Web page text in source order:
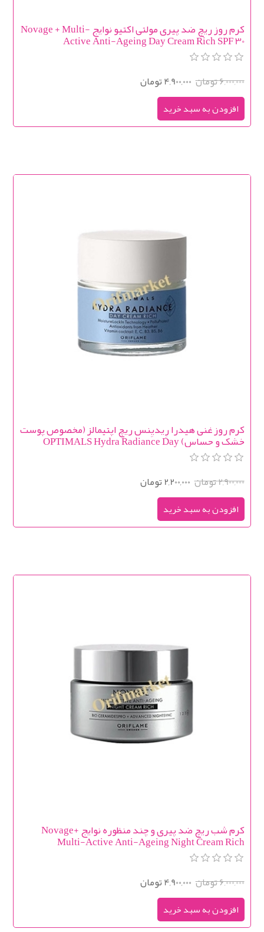
کرم روز ریچ ضد پیری مولتی اکتیو نوایج Novage + Multi-
Active Anti-Ageing Day Cream Rich SPF 30
6,000,000 تومان 4,900,000 تومان
کرم روز غنی هیدرا رِیدیِنس ریچ اپتیمالز (مخصوص پوست
خشک و حساس) OPTIMALS Hydra Radiance Day
Cream Rich
2,900,000 تومان 2,200,000 تومان
کرم شب ریچ ضد پیری و چند منظوره نوایج Novage+
Multi-Active Anti-Ageing Night Cream Rich
6,000,000 تومان 4,900,000 تومان